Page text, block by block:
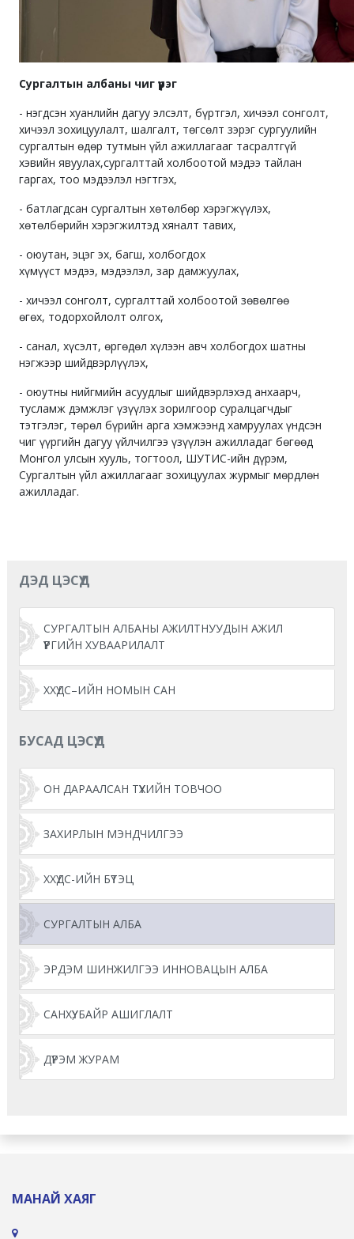
Сургалтын албаны чиг үүрэг
- нэгдсэн хуанлийн дагуу элсэлт, бүртгэл, хичээл сонголт,
хичээл зохицуулалт, шалгалт, төгсөлт зэрэг сургуулийн
сургалтын өдөр тутмын үйл ажиллагааг тасралтгүй
хэвийн явуулах,сургалттай холбоотой мэдээ тайлан
гаргах, тоо мэдээлэл нэгтгэх,
- батлагдсан сургалтын хөтөлбөр хэрэгжүүлэх,
хөтөлбөрийн хэрэгжилтэд хяналт тавих,
- оюутан, эцэг эх, багш, холбогдох
хүмүүст мэдээ, мэдээлэл, зар дамжуулах,
- хичээл сонголт, сургалттай холбоотой зөвөлгөө
өгөх, тодорхойлолт олгох,
- санал, хүсэлт, өргөдөл хүлээн авч холбогдох шатны
нэгжээр шийдвэрлүүлэх,
- оюутны нийгмийн асуудлыг шийдвэрлэхэд анхаарч,
тусламж дэмжлэг үзүүлэх зорилгоор суралцагчдыг
тэтгэлэг, төрөл бүрийн арга хэмжээнд хамруулах үндсэн
чиг үүргийн дагуу үйлчилгээ үзүүлэн ажилладаг бөгөөд
Монгол улсын хууль, тогтоол, ШУТИС-ийн дүрэм,
Сургалтын үйл ажиллагааг зохицуулах журмыг мөрдлөн
ажилладаг.
ДЭД ЦЭСҮҮД
СУРГАЛТЫН АЛБАНЫ АЖИЛТНУУДЫН АЖИЛ
ҮҮРГИЙН ХУВААРИЛАЛТ
ХХҮДС–ИЙН НОМЫН САН
БУСАД ЦЭСҮҮД
ОН ДАРААЛСАН ТҮҮХИЙН ТОВЧОО
ЗАХИРЛЫН МЭНДЧИЛГЭЭ
ХХҮДС-ИЙН БҮТЭЦ
СУРГАЛТЫН АЛБА
ЭРДЭМ ШИНЖИЛГЭЭ ИННОВАЦЫН АЛБА
САНХҮҮ, БАЙР АШИГЛАЛТ
ДҮРЭМ ЖУРАМ
МАНАЙ ХАЯГ